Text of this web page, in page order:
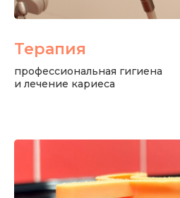
Терапия
профессиональная гигиена
и лечение кариеса